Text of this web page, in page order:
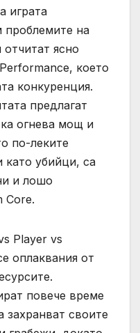
играта
проблемите на
ясно
което
конкуренция.
предлагат
огнева мощ и
по-леките
като убийци, са
и лошо
Core.
Player vs
оплаквания от
повече време
захранват своите